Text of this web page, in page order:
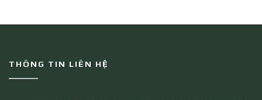
THÔNG TIN LIÊN HỆ